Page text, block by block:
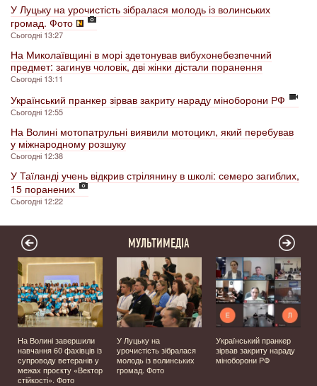
У Луцьку на урочистість зібралася молодь із волинських
громад. Фото
Сьогодні 13:27
На Миколаївщині в морі здетонував вибухонебезпечний
предмет: загинув чоловік, дві жінки дістали поранення
Сьогодні 13:11
Український пранкер зірвав закриту нараду міноборони РФ
Сьогодні 12:55
На Волині мотопатрульні виявили мотоцикл, який перебував
у міжнародному розшуку
Сьогодні 12:38
У Таїланді учень відкрив стрілянину в школі: семеро загиблих,
15 поранених
Сьогодні 12:22
МУЛЬТИМЕДІА
На Волині завершили
навчання 60 фахівців із
супроводу ветеранів у
межах проєкту «Вектор
стійкості». Фото
У Луцьку на
урочистість зібралася
молодь із волинських
громад. Фото
Український пранкер
зірвав закриту нараду
міноборони РФ